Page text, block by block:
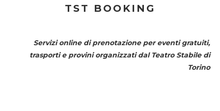
TST BOOKING
Servizi online di prenotazione per eventi gratuiti,
trasporti e provini organizzati dal Teatro Stabile di
Torino